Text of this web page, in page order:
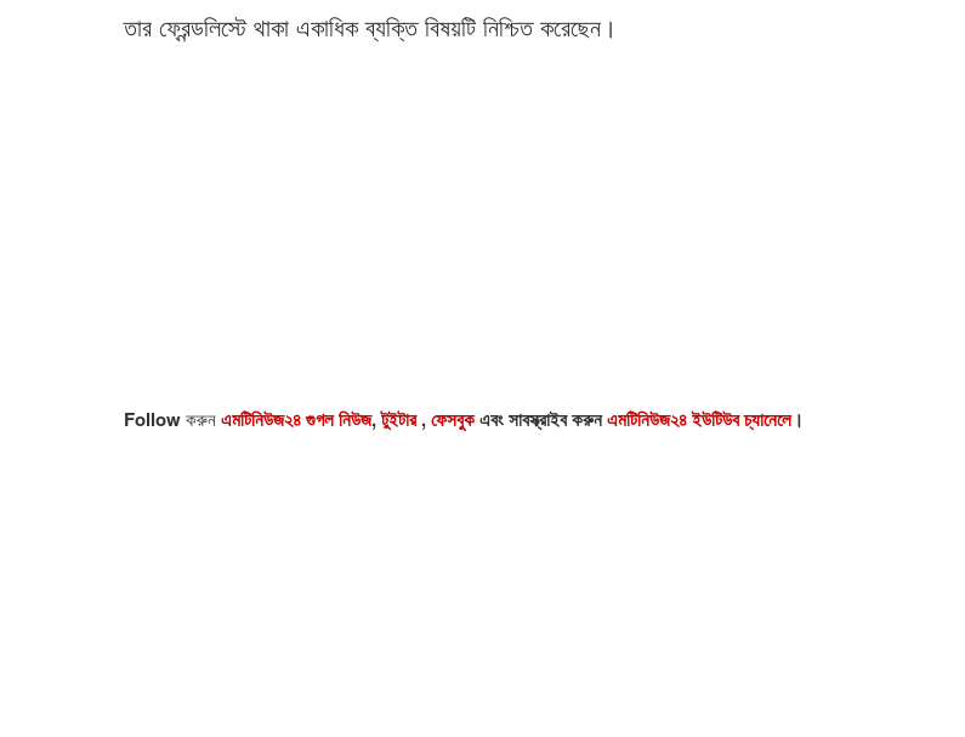
তার ফ্রেন্ডলিস্টে থাকা একাধিক ব্যক্তি বিষয়টি নিশ্চিত করেছেন।
Followকরুনএমটিনিউজ২৪ গুগল নিউজ,টুইটার,ফেসবুকএবং সাবস্ক্রাইব করুনএমটিনিউজ২৪ ইউটিউব চ্যানেলে।